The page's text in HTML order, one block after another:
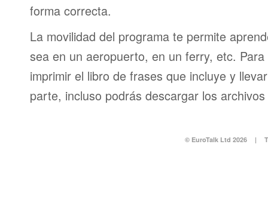
forma correcta.
La movilidad del programa te permite
sea en un aeropuerto, en un ferry, etc.
imprimir el libro de frases que incluye y
parte, incluso podrás descargar los
© EuroTalk Ltd 2026 |